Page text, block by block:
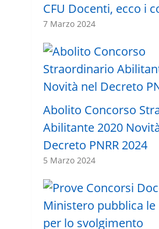
CFU Docenti, ecco i
7 Marzo 2024
Abolito Concorso
Abilitante 2020
Decreto PNRR 2024
5 Marzo 2024